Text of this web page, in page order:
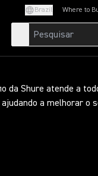
Brazil Where to
da Shure atende a
a melhorar o